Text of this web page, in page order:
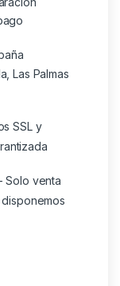
Las Palmas
SSL y
- Solo venta
pulgadas cantidad